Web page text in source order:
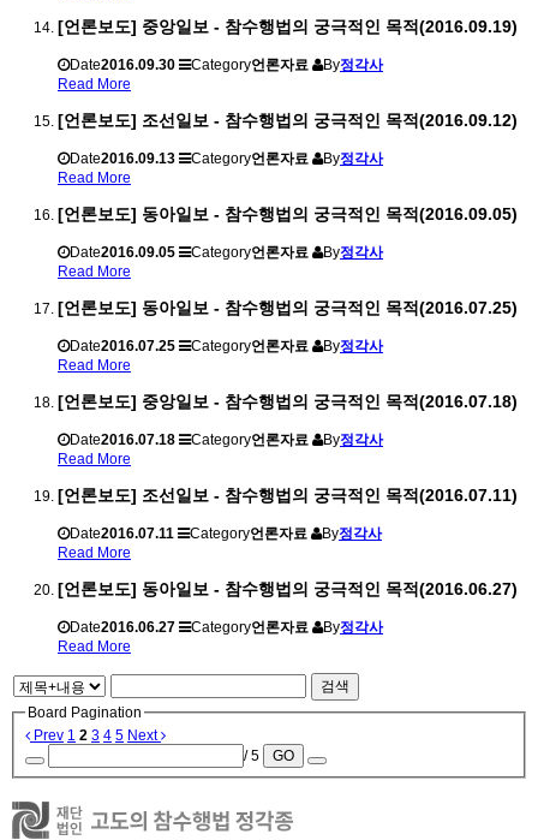
[언론보도] 중앙일보 - 참수행법의 궁극적인 목적(2016.09.19)
Date2016.09.30 Category언론자료 By정각사
Read More
[언론보도] 조선일보 - 참수행법의 궁극적인 목적(2016.09.12)
Date2016.09.13 Category언론자료 By정각사
Read More
[언론보도] 동아일보 - 참수행법의 궁극적인 목적(2016.09.05)
Date2016.09.05 Category언론자료 By정각사
Read More
[언론보도] 동아일보 - 참수행법의 궁극적인 목적(2016.07.25)
Date2016.07.25 Category언론자료 By정각사
Read More
[언론보도] 중앙일보 - 참수행법의 궁극적인 목적(2016.07.18)
Date2016.07.18 Category언론자료 By정각사
Read More
[언론보도] 조선일보 - 참수행법의 궁극적인 목적(2016.07.11)
Date2016.07.11 Category언론자료 By정각사
Read More
[언론보도] 동아일보 - 참수행법의 궁극적인 목적(2016.06.27)
Date2016.06.27 Category언론자료 By정각사
Read More
검색
Board Pagination
Prev 1 2 3 4 5 Next
/ 5
GO